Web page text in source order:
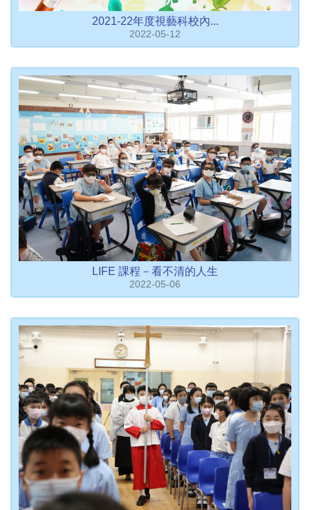
2021-22年度視藝科校內...
2022-05-12
LIFE 課程－看不清的人生
2022-05-06